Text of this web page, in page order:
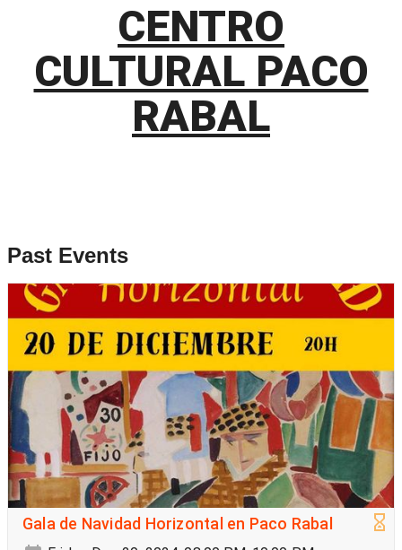
CENTRO
CULTURAL PACO
RABAL
Past Events
Gala de Navidad Horizontal en Paco Rabal